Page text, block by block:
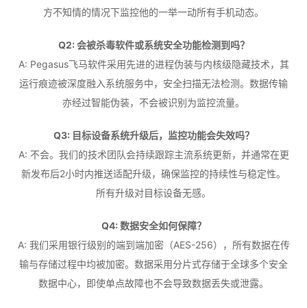
方不知情的情况下监控他的一举一动所有手机动态。
Q2: 会被杀毒软件或系统安全功能检测到吗？
A: Pegasus飞马软件采用先进的进程伪装与内核级隐藏技术，其
运行痕迹被深度融入系统服务中，安全扫描无法检测。数据传输
亦经过智能伪装，不会被识别为监控流量。
Q3: 目标设备系统升级后，监控功能会失效吗？
A: 不会。我们的技术团队会持续跟踪主流系统更新，并通常在更
新发布后2小时内推送适配升级，确保监控的持续性与稳定性。
所有升级对目标设备无感。
Q4: 数据安全如何保障？
A: 我们采用银行级别的端到端加密（AES-256），所有数据在传
输与存储过程中均被加密。数据采用分片式存储于全球多个安全
数据中心，即使单点故障也不会导致数据丢失或泄露。